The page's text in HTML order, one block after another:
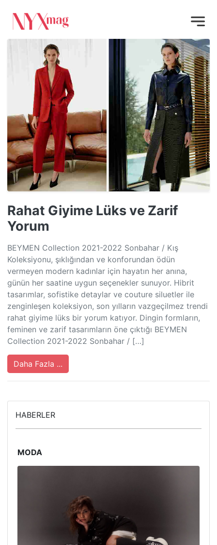
Rahat Giyime Lüks ve Zarif
Yorum
BEYMEN Collection 2021-2022 Sonbahar / Kış
Koleksiyonu, şıklığından ve konforundan ödün
vermeyen modern kadınlar için hayatın her anına,
günün her saatine uygun seçenekler sunuyor. Hibrit
tasarımlar, sofistike detaylar ve couture siluetler ile
zenginleşen koleksiyon, son yılların vazgeçilmez trendi
rahat giyime lüks bir yorum katıyor. Dingin formların,
feminen ve zarif tasarımların öne çıktığı BEYMEN
Collection 2021-2022 Sonbahar / […]
Daha Fazla ...
HABERLER
MODA